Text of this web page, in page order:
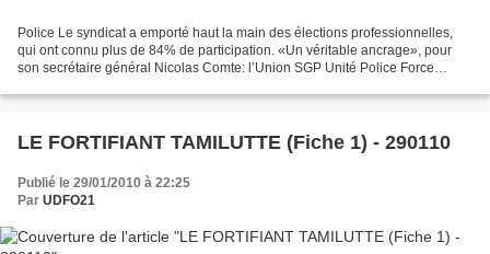
Police Le syndicat a emporté haut la main des élections professionnelles,
qui ont connu plus de 84% de participation. «Un véritable ancrage», pour
son secrétaire général Nicolas Comte: l’Union SGP Unité Police Force
LE FORTIFIANT TAMILUTTE (Fiche 1) - 290110
Publié le 29/01/2010 à 22:25
Par UDFO21